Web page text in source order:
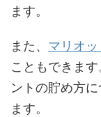
ます。
また、 マリオ
こともできま
ントの貯め方
ます。